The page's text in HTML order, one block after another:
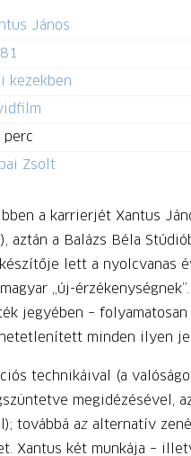
János
kezekben
perc
Zsolt
a karrierjét Xantus
aztán a Balázs Béla
lett a nyolcvanas
„új-
jegyében –
minden ilyen
technikáival (a
megidézésével,
továbbá az alternatív
Xantus két munkája –